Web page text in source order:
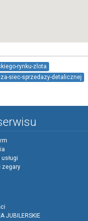
rynku-zlota
siec-sprzedazy-detalicznej
zegary
JUBILERSKIE